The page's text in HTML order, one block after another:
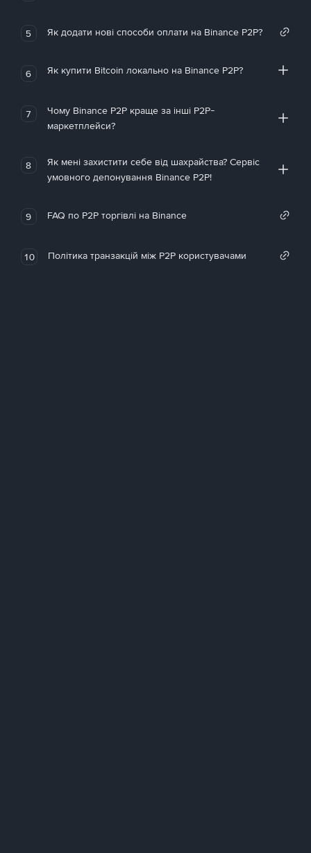
5 Як додати нові способи оплати на Binance P2P?
6 Як купити Bitcoin локально на Binance P2P?
7
Чому Binance P2P краще за інші P2P-
маркетплейси?
8
Як мені захистити себе від шахрайства? Сервіс
умовного депонування Binance P2P!
9 FAQ по P2P торгівлі на Binance
10 Політика транзакцій між P2P користувачами